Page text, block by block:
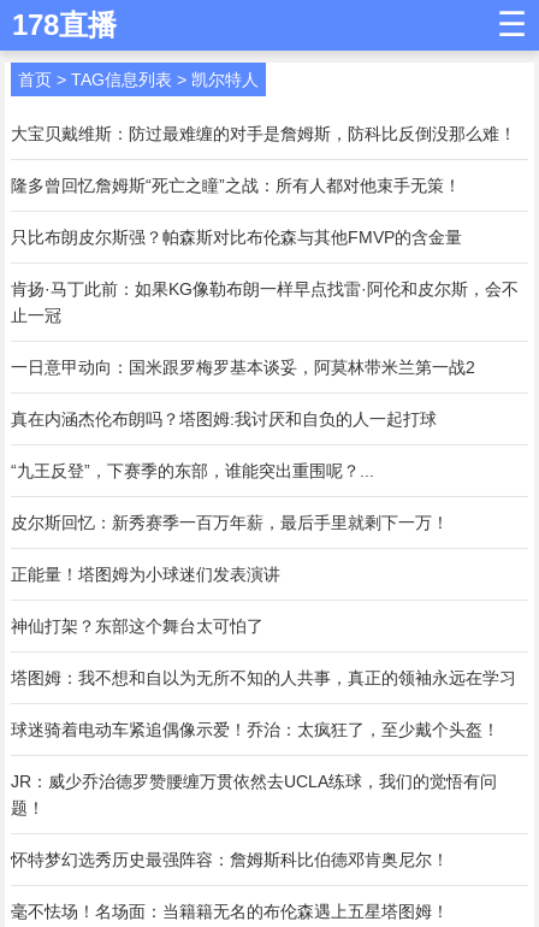
178直播 ☰
首页> TAG信息列表 > 凯尔特人
大宝贝戴维斯：防过最难缠的对手是詹姆斯，防科比反倒没那么难！
隆多曾回忆詹姆斯“死亡之瞳”之战：所有人都对他束手无策！
只比布朗皮尔斯强？帕森斯对比布伦森与其他FMVP的含金量
肯扬·马丁此前：如果KG像勒布朗一样早点找雷·阿伦和皮尔斯，会不
止一冠
一日意甲动向：国米跟罗梅罗基本谈妥，阿莫林带米兰第一战2
真在内涵杰伦布朗吗？塔图姆:我讨厌和自负的人一起打球
“九王反登”，下赛季的东部，谁能突出重围呢？...
皮尔斯回忆：新秀赛季一百万年薪，最后手里就剩下一万！
正能量！塔图姆为小球迷们发表演讲
神仙打架？东部这个舞台太可怕了
塔图姆：我不想和自以为无所不知的人共事，真正的领袖永远在学习
球迷骑着电动车紧追偶像示爱！乔治：太疯狂了，至少戴个头盔！
JR：威少乔治德罗赞腰缠万贯依然去UCLA练球，我们的觉悟有问
题！
怀特梦幻选秀历史最强阵容：詹姆斯科比伯德邓肯奥尼尔！
毫不怯场！名场面：当籍籍无名的布伦森遇上五星塔图姆！